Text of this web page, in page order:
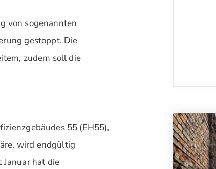
von sogenannten
gestoppt. Die
zudem soll die
55 (EH55),
wird endgültig
hat die